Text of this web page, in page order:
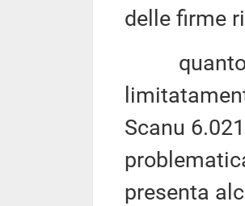
delle firme
quanto
Scanu
presenta